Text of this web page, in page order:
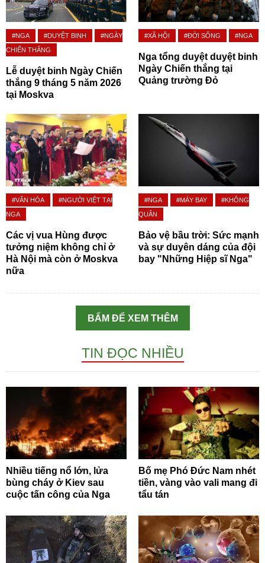
#NGA #DUYỆT BINH
#NGÀY
CHIẾN THẮNG
Lễ duyệt binh Ngày Chiến
thắng 9 tháng 5 năm 2026
tại Moskva
#XÃ HỘI #ĐỜI SỐNG #NGA
Nga tổng duyệt duyệt binh
Ngày Chiến thắng tại
Quảng trường Đỏ
#VĂN HÓA
#NGƯỜI VIỆT TẠI
NGA
Các vị vua Hùng được
tưởng niệm không chỉ ở
Hà Nội mà còn ở Moskva
nữa
#NGA #MÁY BAY
#KHÔNG
QUÂN
Bảo vệ bầu trời: Sức mạnh
và sự duyên dáng của đội
bay "Những Hiệp sĩ Nga"
BẤM ĐỂ XEM THÊM
TIN ĐỌC NHIỀU
Nhiều tiếng nổ lớn, lửa
bùng cháy ở Kiev sau
cuộc tấn công của Nga
Bố mẹ Phó Đức Nam nhét
tiền, vàng vào vali mang đi
tẩu tán